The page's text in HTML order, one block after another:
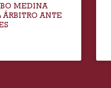
MEDINA
ÁRBITRO ANTE